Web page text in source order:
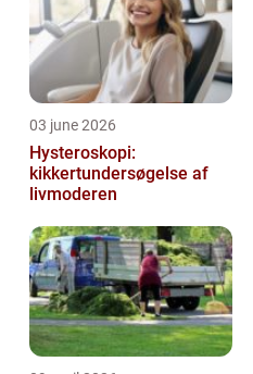
03 june 2026
Hysteroskopi:
kikkertundersøgelse af
livmoderen